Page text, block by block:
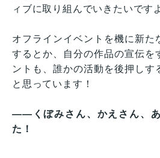
ィブに取り組んでいきたいです
オフラインイベントを機に新た
するとか、自分の作品の宣伝を
ントも、誰かの活動を後押しす
と思っています！
——くぼみさん、かえさん、
た！